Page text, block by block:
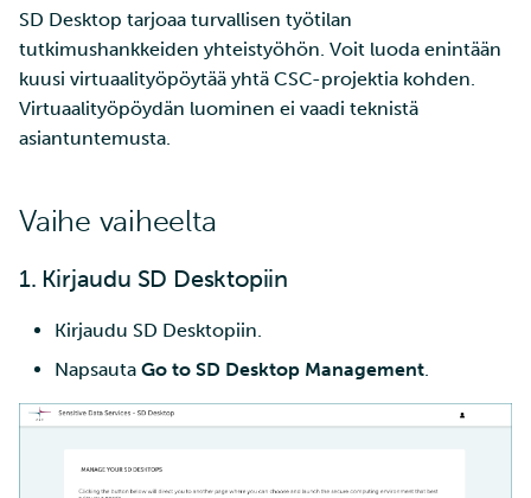
tarkastelu
Laskutus
Monivaiheinen
Vahva tunnistautuminen
FMI
ja IDAn välillä Puhtin
SD Desktop tarjoaa turvallisen työtilan
tutkimushankkeiden yhteistyöhön. Voit luoda enintään
kuusi virtuaalityöpöytää yhtä CSC-projektia kohden.
Virtuaalityöpöydän luominen ei vaadi teknistä
asiantuntemusta.
Vaihe vaiheelta
1. Kirjaudu SD Desktopiin
Kirjaudu SD Desktopiin.
Napsauta Go to SD Desktop Management.